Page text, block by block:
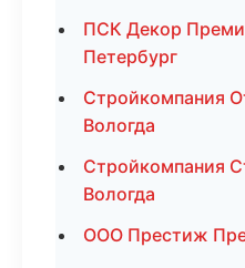
ПСК Декор
Петербург
Стройкомпания
Вологда
Стройкомпания
Вологда
ООО Престиж